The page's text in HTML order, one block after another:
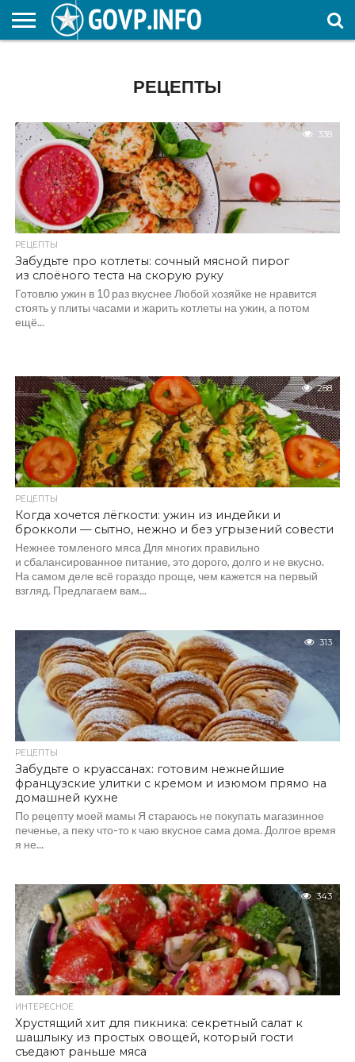
РЕЦЕПТЫ
338
РЕЦЕПТЫ
Забудьте про котлеты: сочный мясной пирог
из слоёного теста на скорую руку
Готовлю ужин в 10 раз вкуснее Любой хозяйке не нравится
стоять у плиты часами и жарить котлеты на ужин, а потом
ещё...
288
РЕЦЕПТЫ
Когда хочется лёгкости: ужин из индейки и
брокколи — сытно, нежно и без угрызений совести
Нежнее томленого мяса Для многих правильно
и сбалансированное питание, это дорого, долго и не вкусно.
На самом деле всё гораздо проще, чем кажется на первый
взгляд. Предлагаем вам...
313
РЕЦЕПТЫ
Забудьте о круассанах: готовим нежнейшие
французские улитки с кремом и изюмом прямо на
домашней кухне
По рецепту моей мамы Я стараюсь не покупать магазинное
печенье, а пеку что-то к чаю вкусное сама дома. Долгое время
я не...
343
ИНТЕРЕСНОЕ
Хрустящий хит для пикника: секретный салат к
шашлыку из простых овощей, который гости
съедают раньше мяса